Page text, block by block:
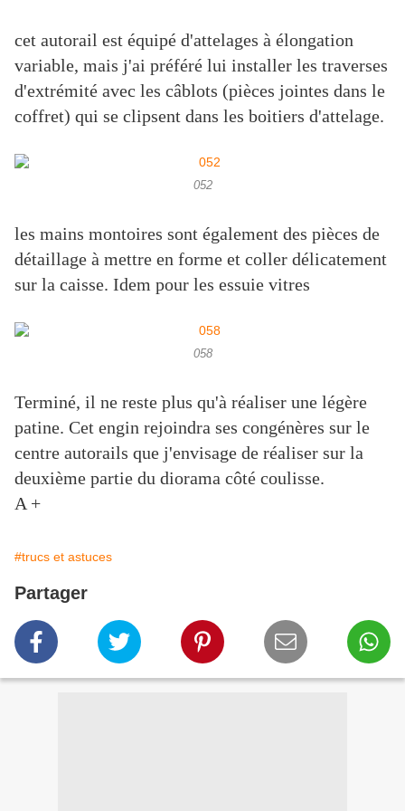
cet autorail est équipé d'attelages à élongation
variable, mais j'ai préféré lui installer les traverses
d'extrémité avec les câblots (pièces jointes dans le
coffret) qui se clipsent dans les boitiers d'attelage.
052
les mains montoires sont également des pièces de
détaillage à mettre en forme et coller délicatement
sur la caisse. Idem pour les essuie vitres
058
Terminé, il ne reste plus qu'à réaliser une légère
patine. Cet engin rejoindra ses congénères sur le
centre autorails que j'envisage de réaliser sur la
deuxième partie du diorama côté coulisse.
A +
#trucs et astuces
Partager